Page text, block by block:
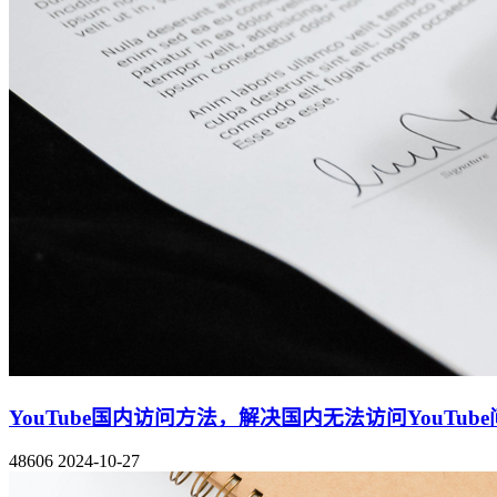
YouTube国内访问方法，解决国内无法访问YouTube
48606 2024-10-27